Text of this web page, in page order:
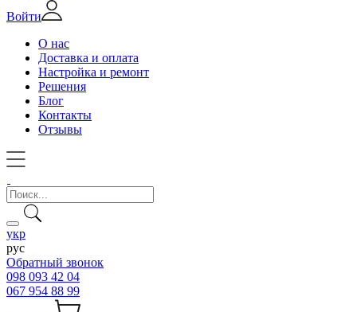
Войти
О нас
Доставка и оплата
Настройка и ремонт
Решения
Блог
Контакты
Отзывы
укр
рус
Обратный звонок
098 093 42 04
067 954 88 99